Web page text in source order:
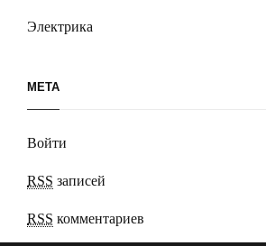
Электрика
МЕТА
Войти
RSS записей
RSS комментариев